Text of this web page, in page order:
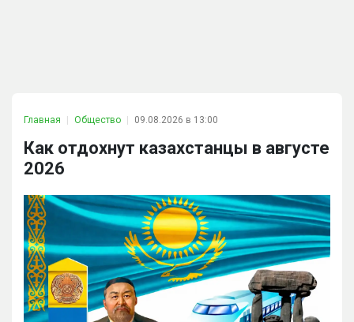
Главная Общество 09.08.2026 в 13:00
Как отдохнут казахстанцы в августе
2026